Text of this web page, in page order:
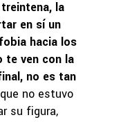
la
en sí un
hacia los
te ven con la
no es tan
que no estuvo
su figura,